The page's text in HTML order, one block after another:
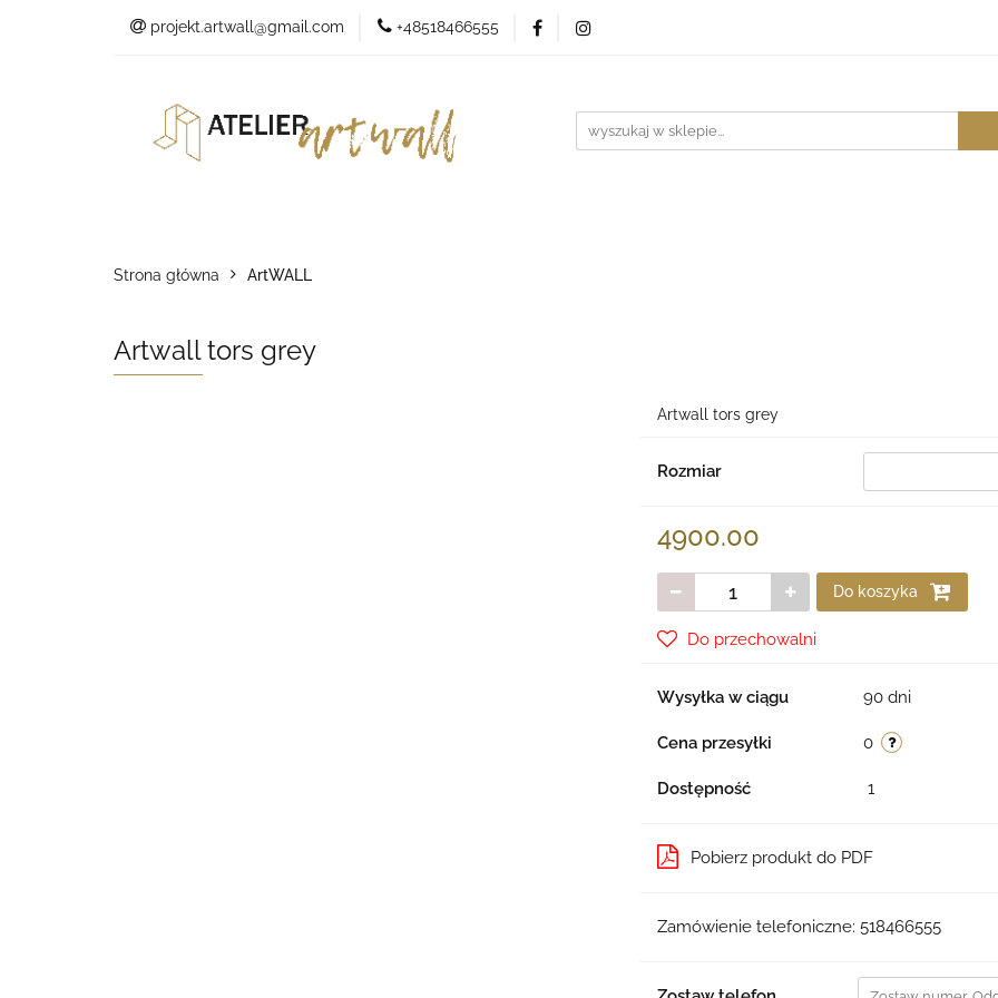
projekt.artwall@gmail.com +48518466555
O marce Sklep
Strona główna ArtWALL
Artwall tors grey
Artwall tors grey
Rozmiar
4900.00
Do koszyka
Do przechowalni
Wysyłka w ciągu 90 dni
Cena przesyłki 0
Dostępność 1
Pobierz produkt do PDF
Zamówienie telefoniczne: 518466555